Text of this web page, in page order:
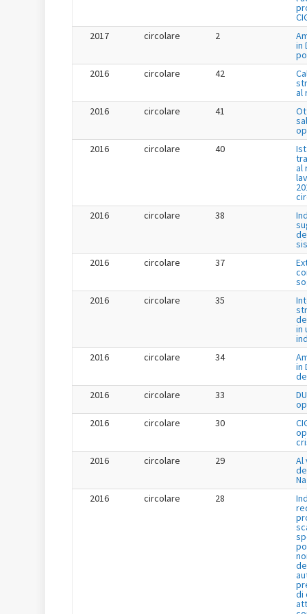
2017
circolare 2
in
2016
circolare 42
al
2016
circolare 41
2016
circolare 40
al
2016
circolare 38
2016
circolare 37
2016
circolare 35
in
2016
circolare 34
in
2016
circolare 33
2016
circolare 30
2016
circolare 29 Al
2016
circolare 28
di